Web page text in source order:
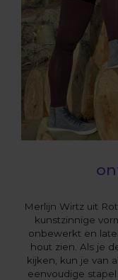
Merlijn Wirtz uit
kunstzinnige
onbewerkt en
hout zien. Als je
kijken, kun je van
eenvoudige